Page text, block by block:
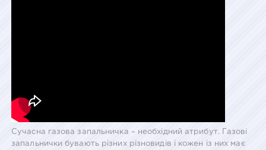
Сучасна газова запальничка – необхідний атрибут. Газові
запальнички бувають різних різновидів і кожен із них має